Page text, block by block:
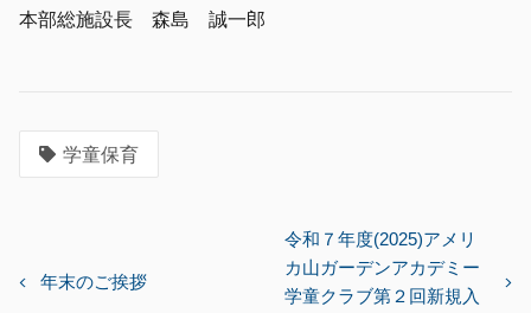
本部総施設長 森島 誠一郎
学童保育
稿年末のご挨拶
令和７年度(2025)アメリ
カ山ガーデンアカデミー
学童クラブ第２回新規入